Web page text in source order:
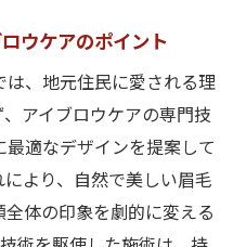
きるLED技術を活用
アイブロウケアの進化
用するサロンの紹介
技術のメリット
ブロウ施術の流れと特徴
ウケアのポイント
、地元住民に愛される理
アイブロウケアの専門技
適なデザインを提案して
より、自然で美しい眉毛
体の印象を劇的に変える